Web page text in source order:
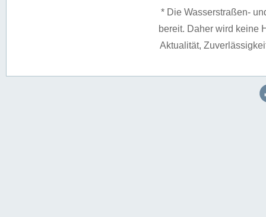
* Die Wasserstraßen-
bereit. Daher wird keine
Aktualität,